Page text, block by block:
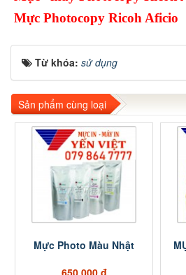
Mực Photocopy Ricoh Aficio
Từ khóa: sử dụng
Sản phẩm cùng loại
Mực Photo Màu Nhật
650.000 đ